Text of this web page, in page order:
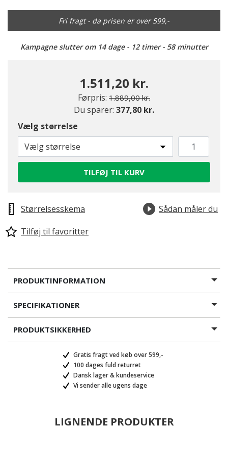
Fri fragt - da prisen er over 599,-
Kampagne slutter om 14 dage - 12 timer - 58 minutter
1.511,20 kr.
Førpris: Pris nedsat fra
1.889,00 kr.til
Du sparer: 377,80 kr.
Vælg størrelse
Vælg størrelse
TILFØJ TIL KURV
Størrelsesskema
Sådan måler du
Tilføj til favoritter
PRODUKTINFORMATION
SPECIFIKATIONER
PRODUKTSIKKERHED
Gratis fragt ved køb over 599,-
100 dages fuld returret
Dansk lager & kundeservice
Vi sender alle ugens dage
LIGNENDE PRODUKTER